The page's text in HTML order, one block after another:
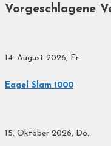
Vorgeschlagene
14. August 2026, Fr..
Eagel Slam 1000
15. Oktober 2026, Do..